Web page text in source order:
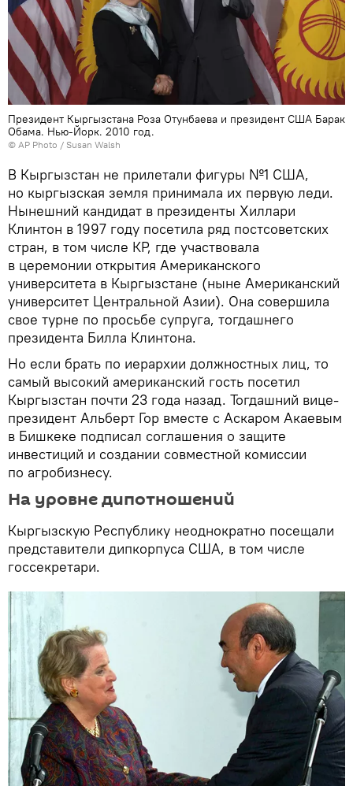
Президент Кыргызстана Роза Отунбаева и президент США Барак
Обама. Нью-Йорк. 2010 год.
© AP Photo / Susan Walsh
В Кыргызстан не прилетали фигуры №1 США,
но кыргызская земля принимала их первую леди.
Нынешний кандидат в президенты Хиллари
Клинтон в 1997 году посетила ряд постсоветских
стран, в том числе КР, где участвовала
в церемонии открытия Американского
университета в Кыргызстане (ныне Американский
университет Центральной Азии). Она совершила
свое турне по просьбе супруга, тогдашнего
президента Билла Клинтона.
Но если брать по иерархии должностных лиц, то
самый высокий американский гость посетил
Кыргызстан почти 23 года назад. Тогдашний вице-
президент Альберт Гор вместе с Аскаром Акаевым
в Бишкеке подписал соглашения о защите
инвестиций и создании совместной комиссии
по агробизнесу.
На уровне дипотношений
Кыргызскую Республику неоднократно посещали
представители дипкорпуса США, в том числе
госсекретари.